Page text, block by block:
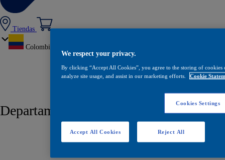
Tiendas
Colombia
Departamento / Ciudad: El bagre
We respect your privacy.
By clicking “Accept All Cookies”, you agree to the storing of
analyze site usage, and assist in our marketing efforts.
Cookie
Cookies Settings
Reject All
Accept All Cookies